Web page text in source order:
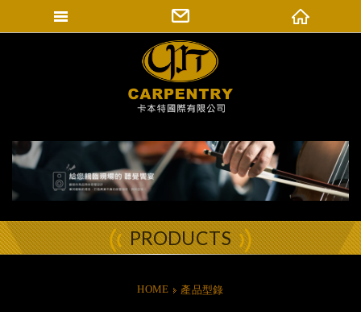
PRODUCTS
HOME 產品型錄
填寫匯款通知
登入會員
修改會員資料